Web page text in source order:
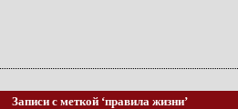
Записи с меткой ‘правила жизни’